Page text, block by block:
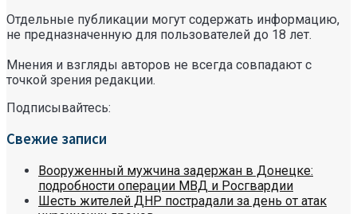
Отдельные публикации могут содержать информацию,
не предназначенную для пользователей до 18 лет.
Мнения и взгляды авторов не всегда совпадают с
точкой зрения редакции.
Подписывайтесь:
Свежие записи
Вооруженный мужчина задержан в Донецке:
подробности операции МВД и Росгвардии
Шесть жителей ДНР пострадали за день от атак